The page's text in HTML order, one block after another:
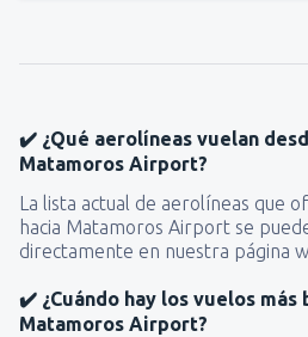
✔️ ¿Qué aerolíneas vuelan
Matamoros Airport?
La lista actual de aerolíneas que
hacia Matamoros Airport se
directamente en nuestra página
✔️ ¿Cuándo hay los vuelos más
Matamoros Airport?